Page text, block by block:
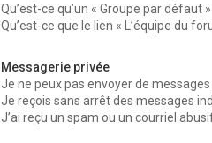
Qu’est-ce qu’un « Groupe par défaut »
Qu’est-ce que le lien « L’équipe du
Messagerie privée
Je ne peux pas envoyer de messages
Je reçois sans arrêt des messages
J’ai reçu un spam ou un courriel